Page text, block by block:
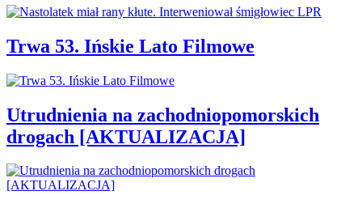
Trwa 53. Ińskie Lato Filmowe
Utrudnienia na zachodniopomorskich
drogach [AKTUALIZACJA]